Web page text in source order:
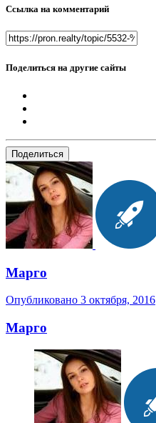
Ссылка на комментарий
Поделиться на другие сайты
Поделиться
Марго
Опубликовано 3 октября, 2016
Марго